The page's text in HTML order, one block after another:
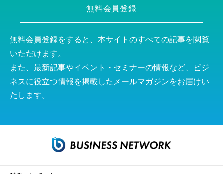
無料会員登録
無料会員登録をすると、本サイトのすべての記事を閲覧
いただけます。
また、最新記事やイベント・セミナーの情報など、ビジ
ネスに役立つ情報を掲載したメールマガジンをお届けい
たします。